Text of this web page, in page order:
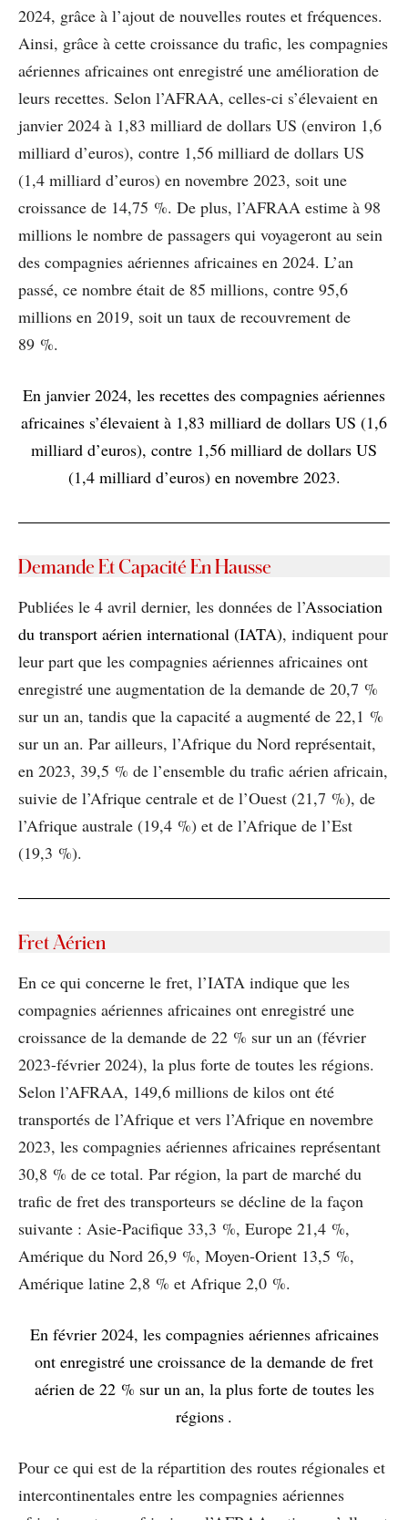
2024, grâce à l’ajout de nouvelles routes et fréquences.
Ainsi, grâce à cette croissance du trafic, les compagnies
aériennes africaines ont enregistré une amélioration de
leurs recettes. Selon l’AFRAA, celles-ci s’élevaient en
janvier 2024 à 1,83 milliard de dollars US (environ 1,6
milliard d’euros), contre 1,56 milliard de dollars US
(1,4 milliard d’euros) en novembre 2023, soit une
croissance de 14,75 %. De plus, l’AFRAA estime à 98
millions le nombre de passagers qui voyageront au sein
des compagnies aériennes africaines en 2024. L’an
passé, ce nombre était de 85 millions, contre 95,6
millions en 2019, soit un taux de recouvrement de
89 %.
En janvier 2024, les recettes des compagnies aériennes
africaines s’élevaient à 1,83 milliard de dollars US (1,6
milliard d’euros), contre 1,56 milliard de dollars US
(1,4 milliard d’euros) en novembre 2023.
Demande Et Capacité En Hausse
Publiées le 4 avril dernier, les données de l’Association
du transport aérien international (IATA), indiquent pour
leur part que les compagnies aériennes africaines ont
enregistré une augmentation de la demande de 20,7 %
sur un an, tandis que la capacité a augmenté de 22,1 %
sur un an. Par ailleurs, l’Afrique du Nord représentait,
en 2023, 39,5 % de l’ensemble du trafic aérien africain,
suivie de l’Afrique centrale et de l’Ouest (21,7 %), de
l’Afrique australe (19,4 %) et de l’Afrique de l’Est
(19,3 %).
Fret Aérien
En ce qui concerne le fret, l’IATA indique que les
compagnies aériennes africaines ont enregistré une
croissance de la demande de 22 % sur un an (février
2023-février 2024), la plus forte de toutes les régions.
Selon l’AFRAA, 149,6 millions de kilos ont été
transportés de l’Afrique et vers l’Afrique en novembre
2023, les compagnies aériennes africaines représentant
30,8 % de ce total. Par région, la part de marché du
trafic de fret des transporteurs se décline de la façon
suivante : Asie-Pacifique 33,3 %, Europe 21,4 %,
Amérique du Nord 26,9 %, Moyen-Orient 13,5 %,
Amérique latine 2,8 % et Afrique 2,0 %.
En février 2024, les compagnies aériennes africaines
ont enregistré une croissance de la demande de fret
aérien de 22 % sur un an, la plus forte de toutes les
régions .
Pour ce qui est de la répartition des routes régionales et
intercontinentales entre les compagnies aériennes